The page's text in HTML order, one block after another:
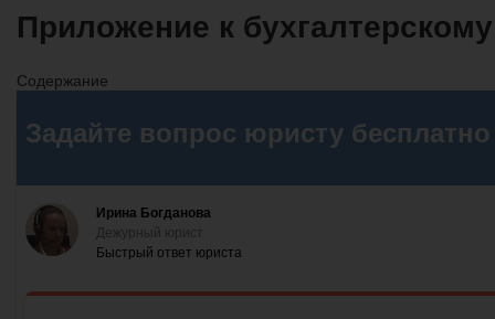
Приложение к
Содержание